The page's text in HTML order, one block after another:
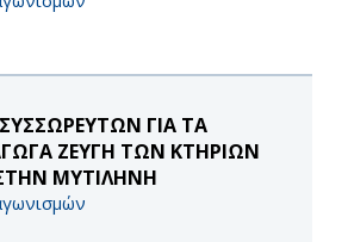
ΓΙΑ ΤΑ
ΖΕΥΓΗ ΤΩΝ ΚΤΗΡΙΩΝ
ΣΤΗΝ ΜΥΤΙΛΗΝΗ